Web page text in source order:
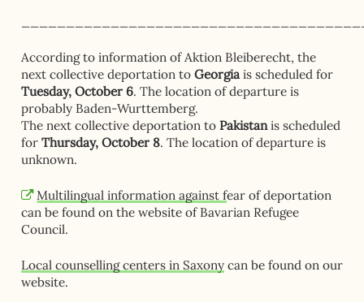
According to information of Aktion Bleiberecht, the
next collective deportation to Georgiais scheduled for
Tuesday, October 6. The location of departure is
probably Baden-Wurttemberg.
The next collective deportation to Pakistanis scheduled
for Thursday, October 8. The location of departure is
unknown.
Multilingual information against fear of deportation
can be found on the website of Bavarian Refugee
Council.
Local counselling centers in Saxonycan be found on our
website.